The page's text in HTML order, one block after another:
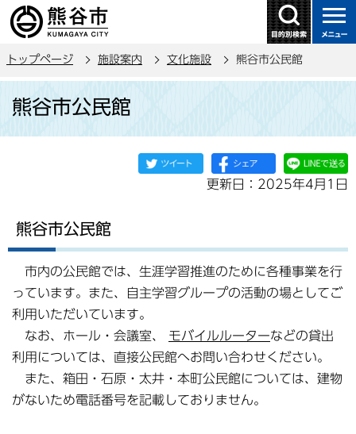
の
トップページ 施設案内 文化施設 熊谷市公民館
熊谷市公民館
更新日：2025年4月1日
熊谷市公民館
市内の公民館では、生涯学習推進のために各種事業を行
っています。また、自主学習グループの活動の場としてご
利用いただいています。
なお、ホール・会議室、 モバイルルーターなどの貸出
利用については、直接公民館へお問い合わせください。
また、箱田・石原・太井・本町公民館については、建物
がないため電話番号を記載しておりません。